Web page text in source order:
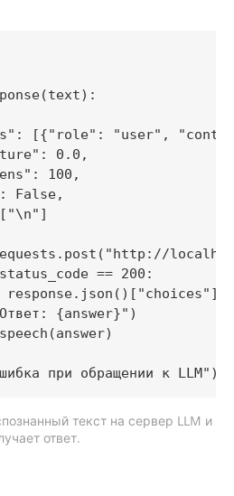
[{"role": "user",
0.0,
100,
False,
== 200:
{answer}")
текст на сервер LLM и
ответ.